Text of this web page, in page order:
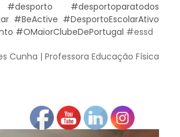
#desporto
#desportoparatodos
#BeActive #DesportoEscolarAtivo
#OMaiorClubeDePortugal #essd
Cunha | Professora Educação Física